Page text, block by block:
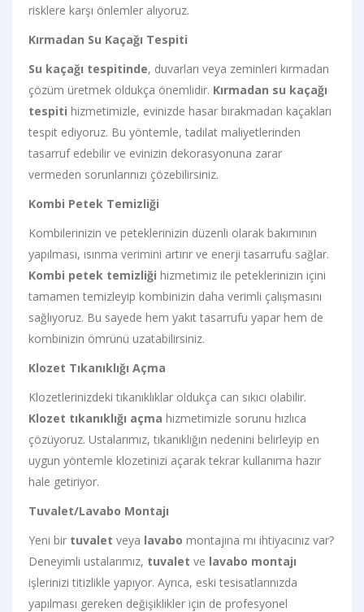
risklere karşı önlemler alıyoruz.
Kırmadan Su Kaçağı Tespiti
Su kaçağı tespitinde, duvarları veya zeminleri kırmadan
çözüm üretmek oldukça önemlidir. Kırmadan su kaçağı
tespiti hizmetimizle, evinizde hasar bırakmadan kaçakları
tespit ediyoruz. Bu yöntemle, tadilat maliyetlerinden
tasarruf edebilir ve evinizin dekorasyonuna zarar
vermeden sorunlarınızı çözebilirsiniz.
Kombi Petek Temizliği
Kombilerinizin ve peteklerinizin düzenli olarak bakımının
yapılması, ısınma verimini artırır ve enerji tasarrufu sağlar.
Kombi petek temizliği hizmetimiz ile peteklerinizin içini
tamamen temizleyip kombinizin daha verimli çalışmasını
sağlıyoruz. Bu sayede hem yakıt tasarrufu yapar hem de
kombinizin ömrünü uzatabilirsiniz.
Klozet Tıkanıklığı Açma
Klozetlerinizdeki tıkanıklıklar oldukça can sıkıcı olabilir.
Klozet tıkanıklığı açma hizmetimizle sorunu hızlıca
çözüyoruz. Ustalarımız, tıkanıklığın nedenini belirleyip en
uygun yöntemle klozetinizi açarak tekrar kullanıma hazır
hale getiriyor.
Tuvalet/Lavabo Montajı
Yeni bir tuvalet veya lavabo montajına mı ihtiyacınız var?
Deneyimli ustalarımız, tuvalet ve lavabo montajı
işlerinizi titizlikle yapıyor. Ayrıca, eski tesisatlarınızda
yapılması gereken değişiklikler için de profesyonel